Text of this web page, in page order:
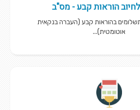
הוראות קבע - מס"ב
בהוראות קבע (העברה בנקאית
אוטומטית)...